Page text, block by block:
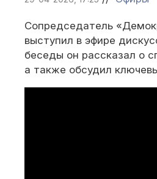
Сопредседатель
выступил в эфире
беседы он рассказал о
а также обсудил